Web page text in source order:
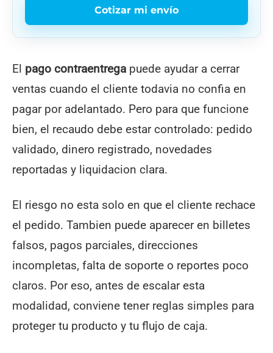
Cotizar mi envío
El pago contraentrega puede ayudar a cerrar
ventas cuando el cliente todavia no confia en
pagar por adelantado. Pero para que funcione
bien, el recaudo debe estar controlado: pedido
validado, dinero registrado, novedades
reportadas y liquidacion clara.
El riesgo no esta solo en que el cliente rechace
el pedido. Tambien puede aparecer en billetes
falsos, pagos parciales, direcciones
incompletas, falta de soporte o reportes poco
claros. Por eso, antes de escalar esta
modalidad, conviene tener reglas simples para
proteger tu producto y tu flujo de caja.